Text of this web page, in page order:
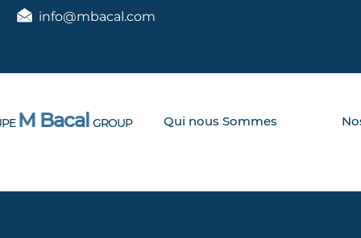
info@mbacal.com
M Bacal GROUP Qui nous Sommes